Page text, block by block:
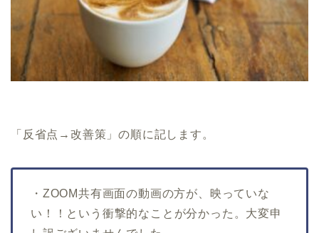
「反省点→改善策」の順に記します。
・ZOOM共有画面の動画の方が、映っていな
い！！という衝撃的なことが分かった。大変申